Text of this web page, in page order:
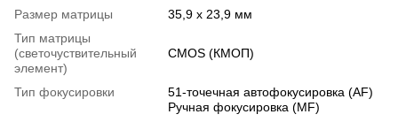
Размер матрицы
35,9 x 23,9 мм
Тип матрицы
(светочуствительный
элемент)
CMOS (КМОП)
Тип фокусировки
51-точечная автофокусировка (AF)
Ручная фокусировка (MF)